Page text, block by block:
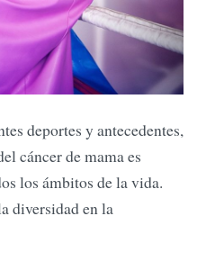
deportes y antecedentes,
cáncer de mama es
los ámbitos de la vida.
diversidad en la